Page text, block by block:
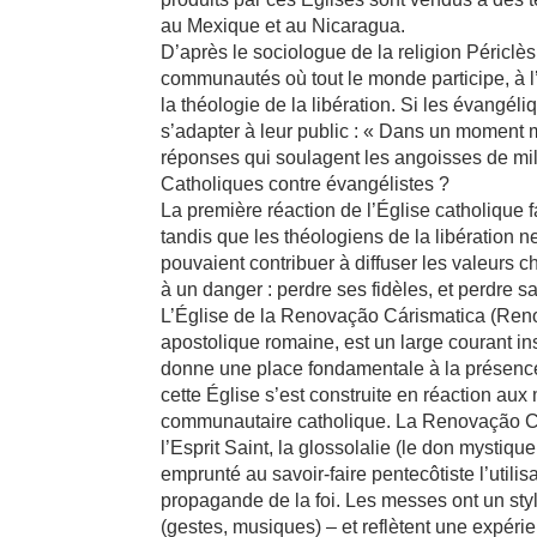
au Mexique et au Nicaragua.
D’après le sociologue de la religion
communautés où tout le monde participe, à
la théologie de la libération. Si les
s’adapter à leur public : « Dans un
réponses qui soulagent les angoisses de
Catholiques contre évangélistes ?
La première réaction de l’Église
tandis que les théologiens de la libération
pouvaient contribuer à diffuser les valeurs
à un danger : perdre ses fidèles, et perdre
L’Église de la Renovação Cárismatica
apostolique romaine, est un large courant
donne une place fondamentale à la
cette Église s’est construite en réaction
communautaire catholique. La Renovação
l’Esprit Saint, la glossolalie (le don
emprunté au savoir-faire pentecôtiste
propagande de la foi. Les messes ont un
(gestes, musiques) – et reflètent une